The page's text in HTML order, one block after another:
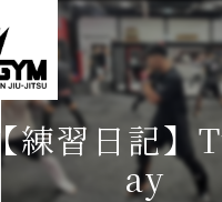
【練習日記】
ay